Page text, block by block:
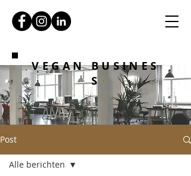
VEGAN BUSINES
S
Post
Alle berichten